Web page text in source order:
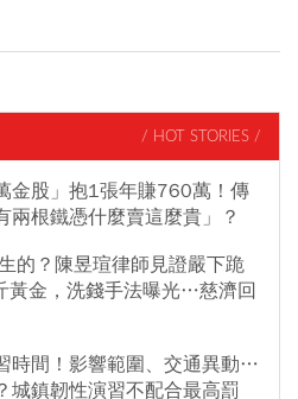
/ HOT STORIES /
金股」抱1張年賺760萬！傳
兩根鐵憑什麼賣這麼貴」？
的？陳昱瑄律師見證嚴下跪
黃金，洗錢手法曝光…慈濟回
時間！影響範圍、交通異動…
城鎮韌性演習不配合最高罰